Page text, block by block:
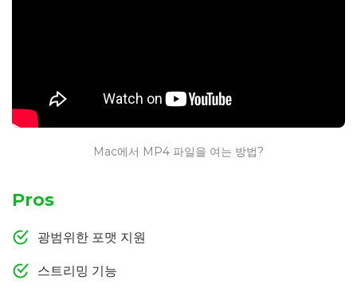
Mac에서 MP4 파일을 여는 방법?
Pros
광범위한 포맷 지원
스트리밍 기능